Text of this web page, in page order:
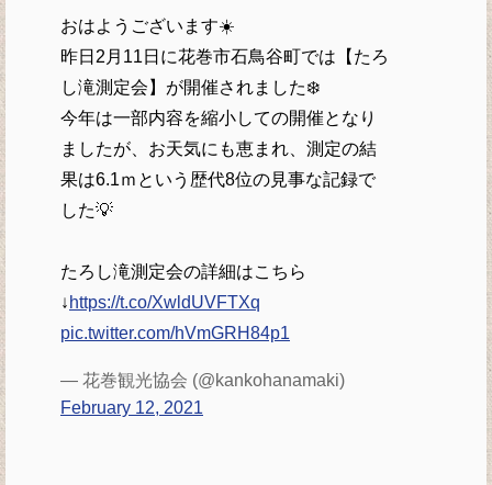
おはようございます☀️
昨日2月11日に花巻市石鳥谷町では【たろ
し滝測定会】が開催されました❄️
今年は一部内容を縮小しての開催となり
ましたが、お天気にも恵まれ、測定の結
果は6.1ｍという歴代8位の見事な記録で
した💡
たろし滝測定会の詳細はこちら
↓ https://t.co/XwldUVFTXq
pic.twitter.com/hVmGRH84p1
— 花巻観光協会 (@kankohanamaki)
February 12, 2021